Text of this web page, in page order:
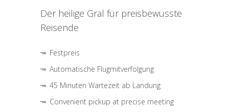
Der heilige Gral für preisbewusste
Reisende
Festpreis
Automatische Flugmitverfolgung
45 Minuten Wartezeit ab Landung
Convenient pickup at precise meeting